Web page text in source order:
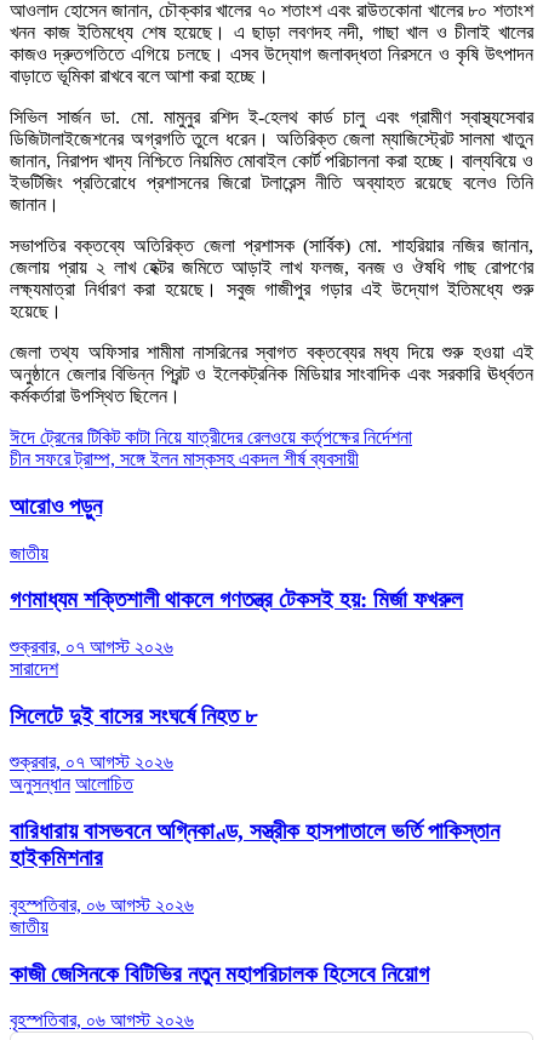
আওলাদ হোসেন জানান, চৌক্কার খালের ৭০ শতাংশ এবং রাউতকোনা খালের ৮০ শতাংশ
খনন কাজ ইতিমধ্যে শেষ হয়েছে। এ ছাড়া লবণদহ নদী, গাছা খাল ও চীলাই খালের
কাজও দ্রুতগতিতে এগিয়ে চলছে। এসব উদ্যোগ জলাবদ্ধতা নিরসনে ও কৃষি উৎপাদন
বাড়াতে ভূমিকা রাখবে বলে আশা করা হচ্ছে।
সিভিল সার্জন ডা. মো. মামুনুর রশিদ ই-হেলথ কার্ড চালু এবং গ্রামীণ স্বাস্থ্যসেবার
ডিজিটালাইজেশনের অগ্রগতি তুলে ধরেন। অতিরিক্ত জেলা ম্যাজিস্ট্রেট সালমা খাতুন
জানান, নিরাপদ খাদ্য নিশ্চিতে নিয়মিত মোবাইল কোর্ট পরিচালনা করা হচ্ছে। বাল্যবিয়ে ও
ইভটিজিং প্রতিরোধে প্রশাসনের জিরো টলারেন্স নীতি অব্যাহত রয়েছে বলেও তিনি
জানান।
সভাপতির বক্তব্যে অতিরিক্ত জেলা প্রশাসক (সার্বিক) মো. শাহরিয়ার নজির জানান,
জেলায় প্রায় ২ লাখ হেক্টর জমিতে আড়াই লাখ ফলজ, বনজ ও ঔষধি গাছ রোপণের
লক্ষ্যমাত্রা নির্ধারণ করা হয়েছে। সবুজ গাজীপুর গড়ার এই উদ্যোগ ইতিমধ্যে শুরু
হয়েছে।
জেলা তথ্য অফিসার শামীমা নাসরিনের স্বাগত বক্তব্যের মধ্য দিয়ে শুরু হওয়া এই
অনুষ্ঠানে জেলার বিভিন্ন প্রিন্ট ও ইলেকট্রনিক মিডিয়ার সাংবাদিক এবং সরকারি ঊর্ধ্বতন
কর্মকর্তারা উপস্থিত ছিলেন।
Post
navigation
ঈদে ট্রেনের টিকিট কাটা নিয়ে যাত্রীদের রেলওয়ে কর্তৃপক্ষের নির্দেশনা
চীন সফরে ট্রাম্প, সঙ্গে ইলন মাস্কসহ একদল শীর্ষ ব্যবসায়ী
আরোও পড়ুন
জাতীয়
গণমাধ্যম শক্তিশালী থাকলে গণতন্ত্র টেকসই হয়: মির্জা ফখরুল
শুক্রবার, ০৭ আগস্ট ২০২৬
সারাদেশ
সিলেটে দুই বাসের সংঘর্ষে নিহত ৮
শুক্রবার, ০৭ আগস্ট ২০২৬
অনুসন্ধান আলোচিত
বারিধারায় বাসভবনে অগ্নিকাণ্ড, সস্ত্রীক হাসপাতালে ভর্তি পাকিস্তান
হাইকমিশনার
বৃহস্পতিবার, ০৬ আগস্ট ২০২৬
জাতীয়
কাজী জেসিনকে বিটিভির নতুন মহাপরিচালক হিসেবে নিয়োগ
বৃহস্পতিবার, ০৬ আগস্ট ২০২৬